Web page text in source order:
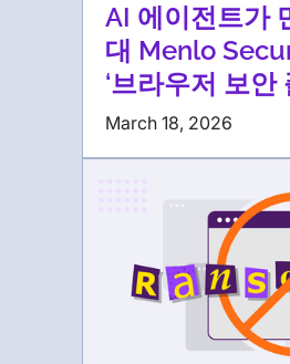
AI 에이전트가
대 Menlo
‘브라우저 보안
March 18, 2026